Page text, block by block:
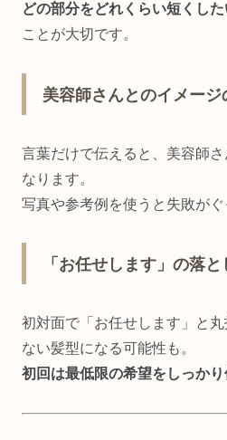
どの部分をどれくらい短くし
ことが大切です。
美容師さんとのイメージ
言葉だけで伝えると、美容師
なります。
写真や参考例を使うと失敗がぐ
「お任せします」の落と
初対面で「お任せします」と
ない髪型になる可能性も。
初回は最低限の希望をしっかり